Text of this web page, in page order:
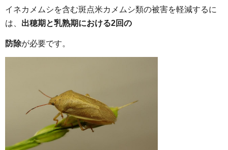
イネカメムシを含む斑点米カメムシ類の被害を軽減するに
は、 出穂期と乳熟期における2回の
防除が必要です。